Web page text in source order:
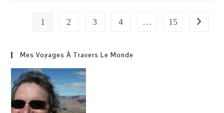
?
Meubles
D’escalier
1 2 3 4 … 15 Aller à la
Mes Voyages À Travers Le Monde